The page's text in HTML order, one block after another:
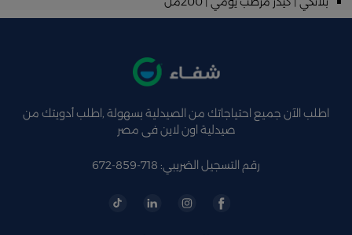
اطلب الآن جميع احتياجاتك من الصيدلية بسهولة ,اطلب أدويتك من
صيدلية اون لاين فى مصر
رقم التسجيل الضريبي: 718-859-672